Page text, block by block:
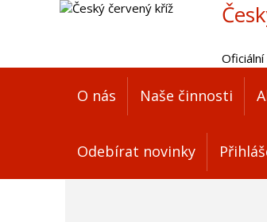
O nás Naše činnosti
Odebírat novinky